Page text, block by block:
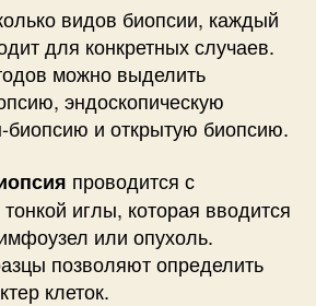
видов биопсии, каждый
для конкретных случаев.
можно выделить
эндоскопическую
биопсию и открытую биопсию.
проводится с
иглы, которая вводится
или опухоль.
позволяют определить
клеток.